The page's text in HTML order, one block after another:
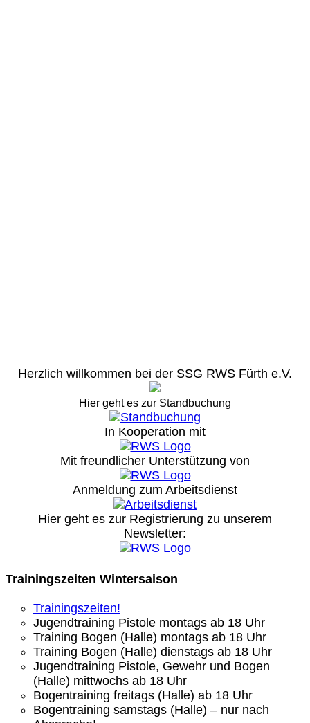
Herzlich willkommen bei der SSG RWS Fürth e.V.
Hier geht es zur Standbuchung
In Kooperation mit
Mit freundlicher Unterstützung von
Anmeldung zum Arbeitsdienst
Hier geht es zur Registrierung zu unserem
Newsletter:
Trainingszeiten Wintersaison
Trainingszeiten!
Jugendtraining Pistole montags ab 18 Uhr
Training Bogen (Halle) montags ab 18 Uhr
Training Bogen (Halle) dienstags ab 18 Uhr
Jugendtraining Pistole, Gewehr und Bogen
(Halle) mittwochs ab 18 Uhr
Bogentraining freitags (Halle) ab 18 Uhr
Bogentraining samstags (Halle) – nur nach